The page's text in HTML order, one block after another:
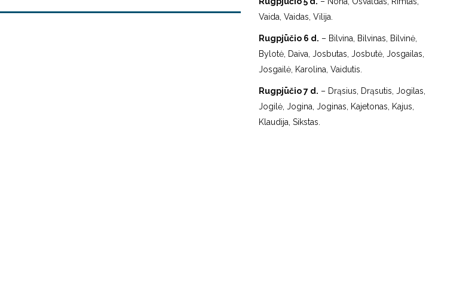
Vaida, Vaidas, Vilija.
Rugpjūčio 6 d. – Bilvina, Bilvinas, Bilvinė,
Bylotė, Daiva, Josbutas, Josbutė, Josgailas,
Josgailė, Karolina, Vaidutis.
Rugpjūčio 7 d. – Drąsius, Drąsutis, Jogilas,
Jogilė, Jogina, Joginas, Kajetonas, Kajus,
Klaudija, Sikstas.